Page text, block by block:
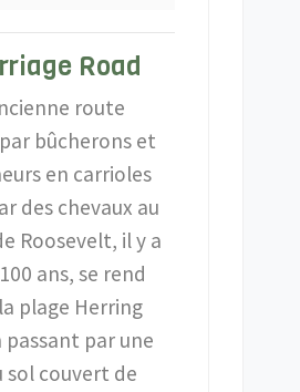
Road
route
bûcherons et
en carrioles
des chevaux au
Roosevelt, il y a
ans, se rend
plage Herring
passant par une
sol couvert de